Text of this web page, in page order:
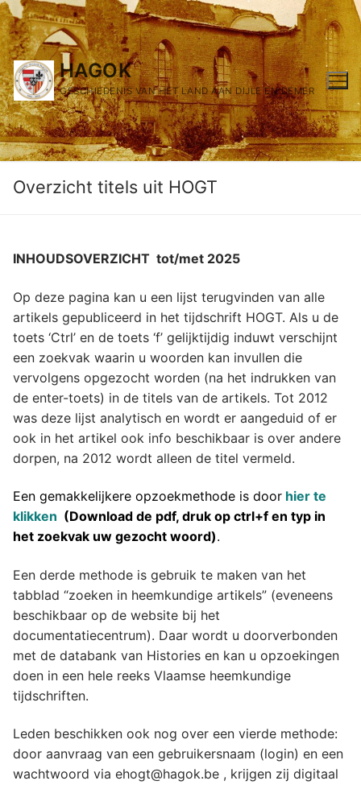
Ga
naar
de
inhoud
HAGOK
GESCHIEDENIS VAN HET LAND AAN DIJLE EN DEMER
Overzicht titels uit HOGT
INHOUDSOVERZICHT tot/met 2025
Op deze pagina kan u een lijst terugvinden van alle
artikels gepubliceerd in het tijdschrift HOGT. Als u de
toets ‘Ctrl’ en de toets ‘f’ gelijktijdig induwt verschijnt
een zoekvak waarin u woorden kan invullen die
vervolgens opgezocht worden (na het indrukken van
de enter-toets) in de titels van de artikels. Tot 2012
was deze lijst analytisch en wordt er aangeduid of er
ook in het artikel ook info beschikbaar is over andere
dorpen, na 2012 wordt alleen de titel vermeld.
Een gemakkelijkere opzoekmethode is door hier te
klikken (Download de pdf, druk op ctrl+f en typ in
het zoekvak uw gezocht woord).
Een derde methode is gebruik te maken van het
tabblad “zoeken in heemkundige artikels” (eveneens
beschikbaar op de website bij het
documentatiecentrum). Daar wordt u doorverbonden
met de databank van Histories en kan u opzoekingen
doen in een hele reeks Vlaamse heemkundige
tijdschriften.
Leden beschikken ook nog over een vierde methode:
door aanvraag van een gebruikersnaam (login) en een
wachtwoord via ehogt@hagok.be , krijgen zij digitaal